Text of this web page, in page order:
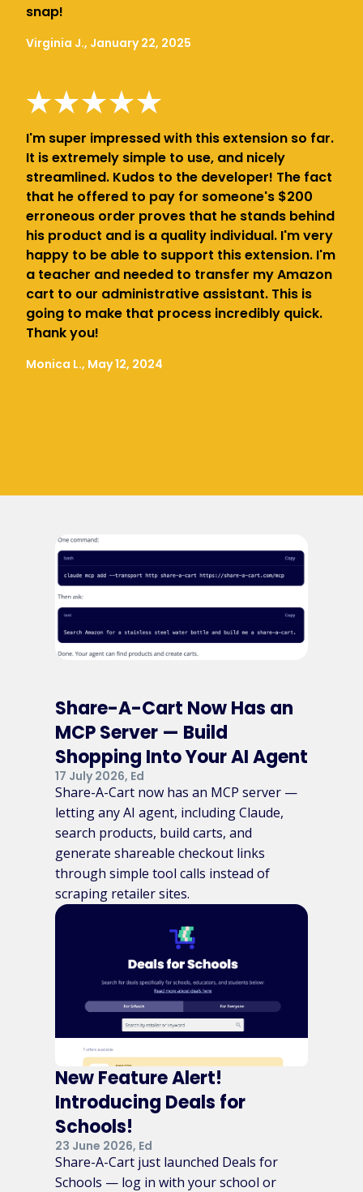
snap!
Virginia J., January 22, 2025
I'm super impressed with this extension so far.
It is extremely simple to use, and nicely
streamlined. Kudos to the developer! The fact
that he offered to pay for someone's $200
erroneous order proves that he stands behind
his product and is a quality individual. I'm very
happy to be able to support this extension. I'm
a teacher and needed to transfer my Amazon
cart to our administrative assistant. This is
going to make that process incredibly quick.
Thank you!
Monica L., May 12, 2024
Share-A-Cart Now Has an
MCP Server — Build
Shopping Into Your AI Agent
17 July 2026, Ed
Share-A-Cart now has an MCP server —
letting any AI agent, including Claude,
search products, build carts, and
generate shareable checkout links
through simple tool calls instead of
scraping retailer sites.
New Feature Alert!
Introducing Deals for
Schools!
23 June 2026, Ed
Share-A-Cart just launched Deals for
Schools — log in with your school or